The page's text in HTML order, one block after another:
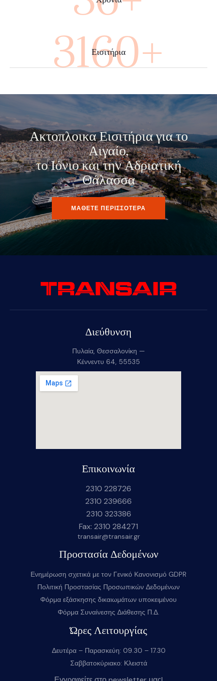
4000+
Εισιτήρια
Ακτοπλοικα Εισιτήρια για το
Αιγαίο,
το Ιόνιο και την Αδριατική
Θάλασσα
ΜΑΘΕΤΕ ΠΕΡΙΣΣΟΤΕΡΑ
Διεύθυνση
Πυλαία, Θεσσαλονίκη —
Κέννεντυ 64, 55535
Επικοινωνία
2310 228726
2310 239666
2310 323386
Fax: 2310 284271
transair@transair.gr
Προστασία Δεδομένων
Ενημέρωση σχετικά με τον Γενικό Κανονισμό GDPR
Πολιτική Προστασίας Προσωπικών Δεδομένων
Φόρμα εξάσκησης δικαιωμάτων υποκειμένου
Φόρμα Συναίνεσης Διάθεσης Π.Δ.
Ώρες Λειτουργίας
Δευτέρα – Παρασκεύη: 09.30 – 17.30
Σαββατοκύριακο: Κλειστά